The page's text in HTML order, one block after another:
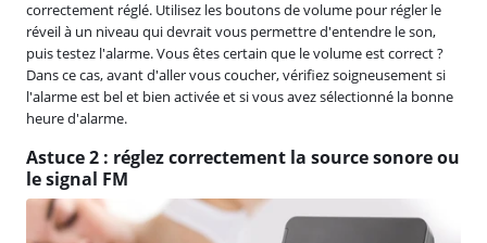
correctement réglé. Utilisez les boutons de volume pour régler le
réveil à un niveau qui devrait vous permettre d'entendre le son,
puis testez l'alarme. Vous êtes certain que le volume est correct ?
Dans ce cas, avant d'aller vous coucher, vérifiez soigneusement si
l'alarme est bel et bien activée et si vous avez sélectionné la bonne
heure d'alarme.
Astuce 2 : réglez correctement la source sonore ou
le signal FM